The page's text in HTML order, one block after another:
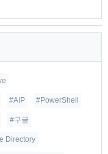
#AIP #PowerShell
#구글
Directory